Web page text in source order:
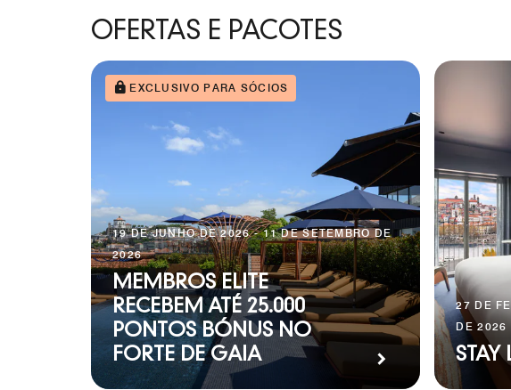
OFERTAS E PACOTES
EXCLUSIVO PARA SÓCIOS
19 DE JUNHO DE 2026 - 11 DE SETEMBRO DE
2026
MEMBROS ELITE
RECEBEM ATÉ 25.000
PONTOS BÓNUS NO
FORTE DE GAIA
27 DE
DE 2026
STAY